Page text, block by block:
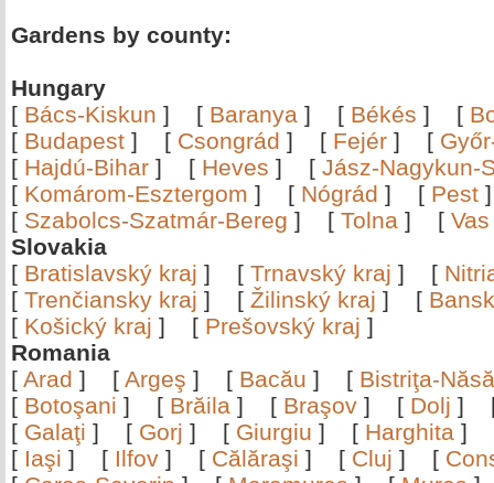
Gardens by county:
Hungary
[ Bács-Kiskun ] [ Baranya ] [ Békés ] [
[ Budapest ] [ Csongrád ] [ Fejér ] [
[ Hajdú-Bihar ] [ Heves ] [ Jász-Nagykun-
[ Komárom-Esztergom ] [ Nógrád ] [ Pest
[ Szabolcs-Szatmár-Bereg ] [ Tolna ] [ Vas
Slovakia
[ Bratislavský kraj ] [ Trnavský kraj ] [
[ Trenčiansky kraj ] [ Žilinský kraj ] [
[ Košický kraj ] [ Prešovský kraj ]
Romania
[ Arad ] [ Argeş ] [ Bacău ] [ Bistriţa-
[ Botoşani ] [ Brăila ] [ Braşov ] [ Dolj ]
[ Galaţi ] [ Gorj ] [ Giurgiu ] [ Harghita ]
[ Iaşi ] [ Ilfov ] [ Călăraşi ] [ Cluj ] [